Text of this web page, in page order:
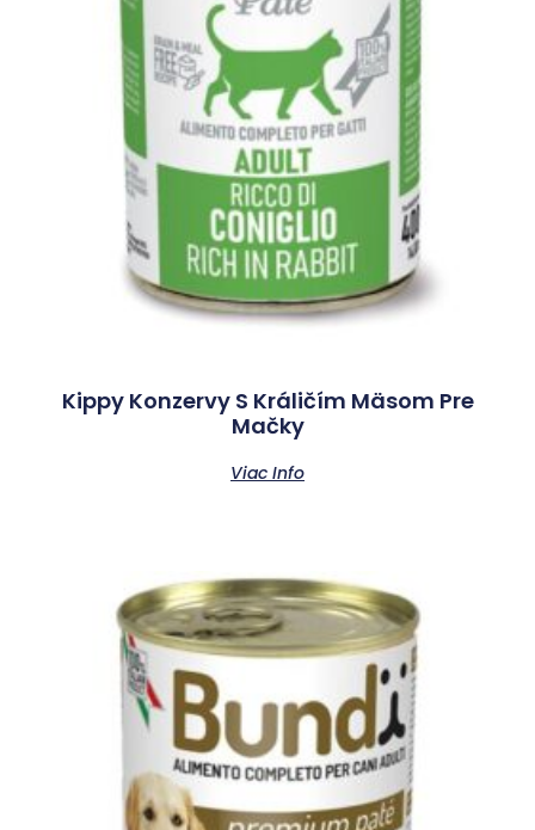
Kippy Konzervy S Králičím Mäsom Pre
Mačky
Viac Info